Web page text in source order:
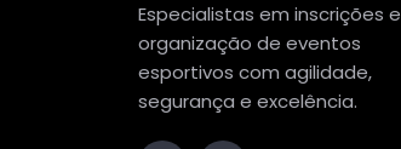
Especialistas em inscrições e
organização de eventos
esportivos com agilidade,
segurança e excelência.